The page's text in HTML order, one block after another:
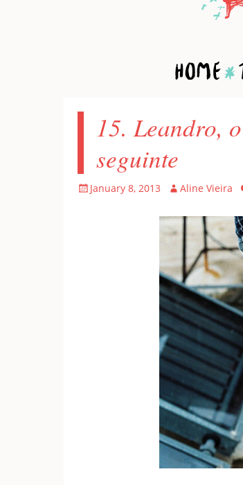
15. Leandro,
seguinte
Posted
January 8, 2013 Author
Aline Vieira